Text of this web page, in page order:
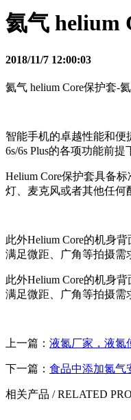
氦气 helium
2018/11/7 12:00:03
氦气 helium Core保护套-
智能手机的卓越性能和便
6s/6s Plus的各项功能前
Helium Core保护套具备
灯、麦克风或者其他任何
此外Helium Core的机身
满足微距、广角等拍摄需
此外Helium Core的机身
满足微距、广角等拍摄需
上一篇： 液氮厂家，液氮
下一篇： 食品中添加氮气
相关产品 / RELATED